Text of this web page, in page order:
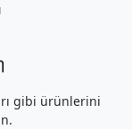
gibi ürünlerini